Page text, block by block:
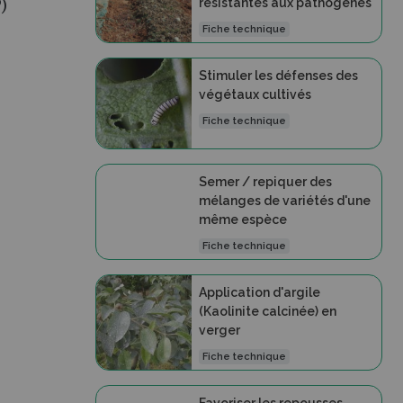
Fiche technique
Stimuler les défenses des
végétaux cultivés
Fiche technique
Semer / repiquer des
mélanges de variétés d'une
même espèce
Fiche technique
Application d'argile
(Kaolinite calcinée) en
verger
Fiche technique